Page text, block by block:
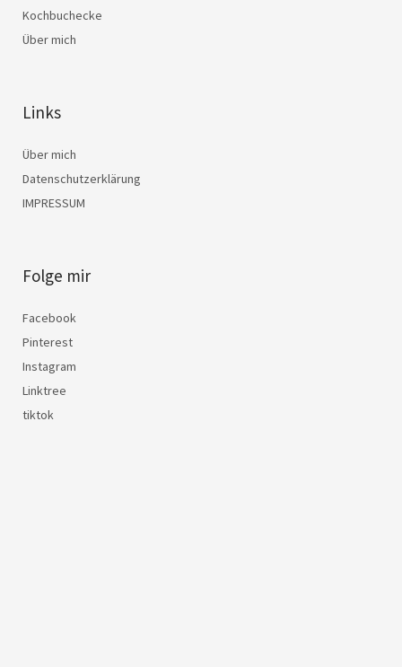
Kochbuchecke
Über mich
Links
Über mich
Datenschutzerklärung
IMPRESSUM
Folge mir
Facebook
Pinterest
Instagram
Linktree
tiktok